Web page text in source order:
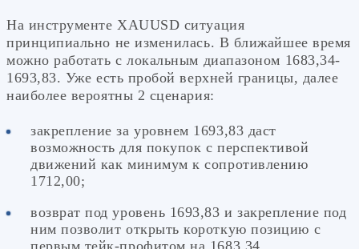
На инструменте XAUUSD ситуация
принципиально не изменилась. В ближайшее время
можно работать с локальным диапазоном 1683,34-
1693,83. Уже есть пробой верхней границы, далее
наиболее вероятны 2 сценария:
закрепление за уровнем 1693,83 даст
возможность для покупок с перспективой
движений как минимум к сопротивлению
1712,00;
возврат под уровень 1693,83 и закрепление под
ним позволит открыть короткую позицию с